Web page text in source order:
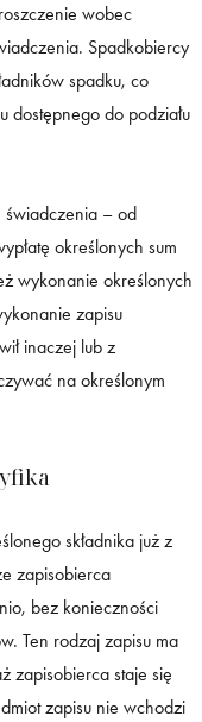
wobec
Spadkobiercy
spadku, co
dostępnego do podziału
świadczenia – od
określonych sum
wykonanie określonych
zapisu
inaczej lub z
na określonym
składnika już z
zapisobierca
bez konieczności
Ten rodzaj zapisu ma
zapisobierca staje się
zapisu nie wchodzi